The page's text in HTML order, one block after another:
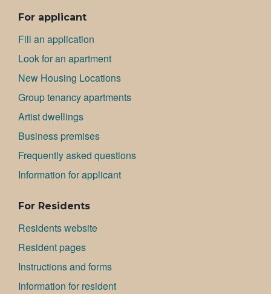
ALAVALIKKO
For applicant
Fill an application
Look for an apartment
New Housing Locations
Group tenancy apartments
Artist dwellings
Bu­si­ness premises
Frequently asked questions
Information for applicant
For Residents
Residents website
Resident pages
Instructions and forms
Information for resident